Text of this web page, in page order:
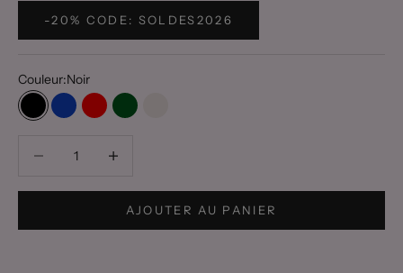
-20% CODE: SOLDES2026
Couleur:Noir
Noir Bleu roiRougeVert
AJOUTER AU PANIER